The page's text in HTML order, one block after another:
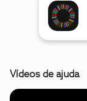
Vídeos de ajuda